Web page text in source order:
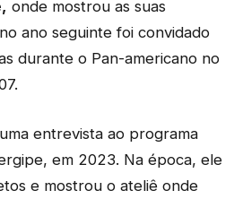
onde mostrou as suas
ano seguinte foi convidado
durante o Pan-americano no
entrevista ao programa
em 2023. Na época, ele
e mostrou o ateliê onde